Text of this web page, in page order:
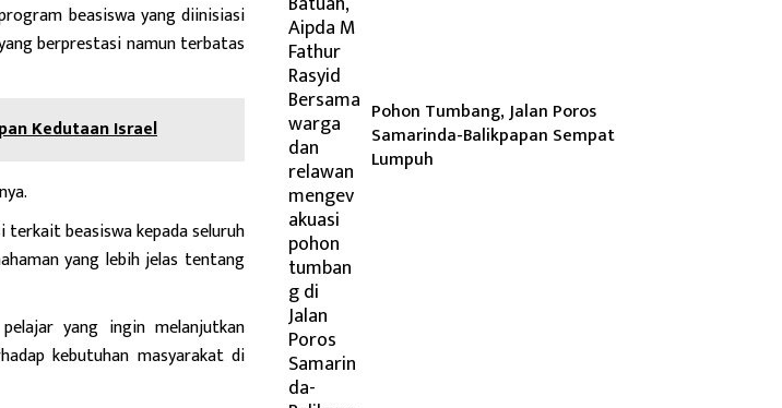
beasiswa yang diinisiasi
berprestasi namun terbatas
Kedutaan Israel
beasiswa kepada seluruh
yang lebih jelas tentang
yang ingin melanjutkan
kebutuhan masyarakat di
Pohon Tumbang, Jalan Poros
Samarinda-Balikpapan Sempat
Lumpuh